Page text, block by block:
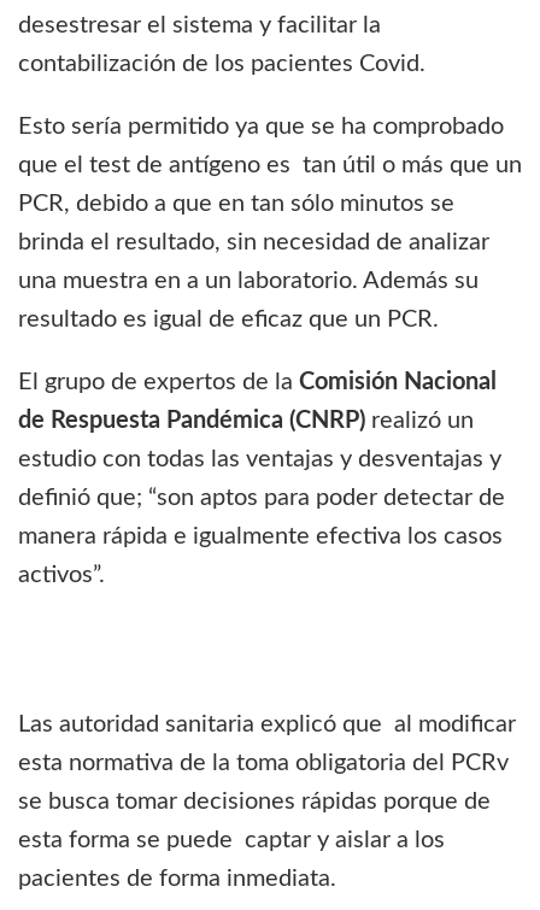
desestresar el sistema y facilitar la
contabilización de los pacientes Covid.
Esto sería permitido ya que se ha comprobado
que el test de antígeno es tan útil o más que un
PCR, debido a que en tan sólo minutos se
brinda el resultado, sin necesidad de analizar
una muestra en a un laboratorio. Además su
resultado es igual de eficaz que un PCR.
El grupo de expertos de la Comisión Nacional
de Respuesta Pandémica (CNRP) realizó un
estudio con todas las ventajas y desventajas y
definió que; “son aptos para poder detectar de
manera rápida e igualmente efectiva los casos
activos”.
Las autoridad sanitaria explicó que al modificar
esta normativa de la toma obligatoria del PCRv
se busca tomar decisiones rápidas porque de
esta forma se puede captar y aislar a los
pacientes de forma inmediata.